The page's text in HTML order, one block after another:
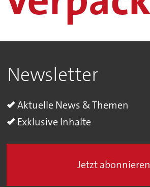
Newsletter
Aktuelle News & Themen
Exklusive Inhalte
Jetzt abonnieren